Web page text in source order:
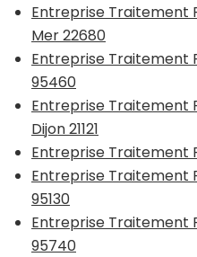
Entreprise Traitement
Mer 22680
Entreprise Traitement
95460
Entreprise Traitement
Dijon 21121
Entreprise Traitement
Entreprise Traitement
95130
Entreprise Traitement
95740